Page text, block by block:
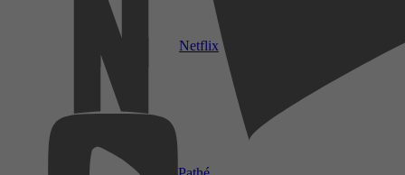
Netflix